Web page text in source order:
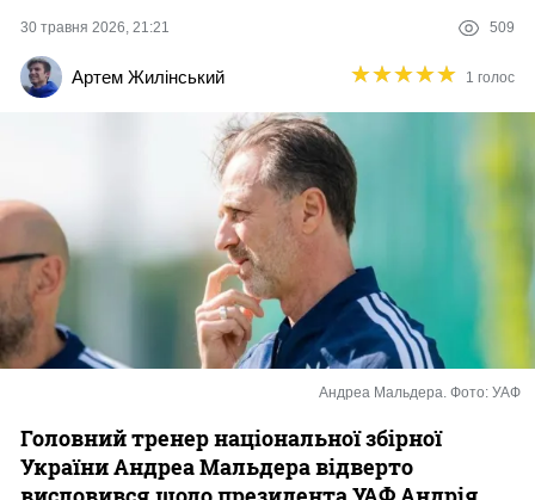
Різне
Букмекери
Казино
30 травня 2026, 21:21 509
Артем Жилінський ★★★★★
★★★★★ 1 голос
Андреа Мальдера. Фото: УАФ
Головний тренер національної збірної
України Андреа Мальдера відверто